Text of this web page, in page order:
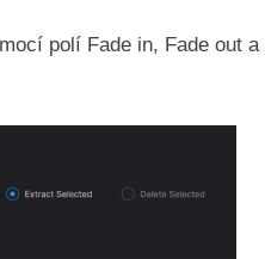
polí Fade in, Fade out a